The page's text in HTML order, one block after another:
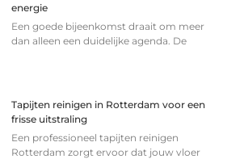
energie
Een goede bijeenkomst draait om meer
dan alleen een duidelijke agenda. De
Tapijten reinigen in Rotterdam voor een
frisse uitstraling
Een professioneel tapijten reinigen
Rotterdam zorgt ervoor dat jouw vloer